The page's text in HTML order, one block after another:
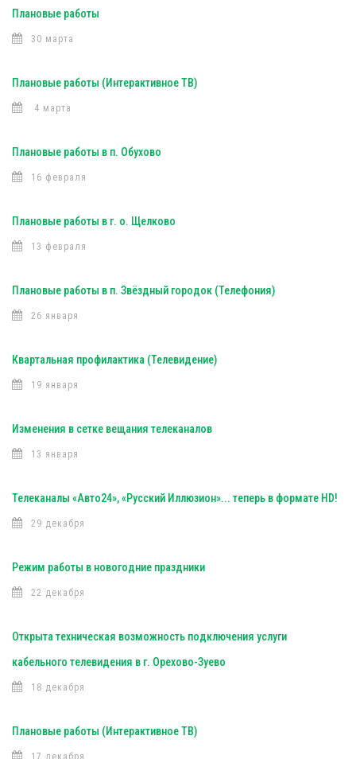
Плановые работы
30 марта
Плановые работы (Интерактивное ТВ)
4 марта
Плановые работы в п. Обухово
16 февраля
Плановые работы в г. о. Щелково
13 февраля
Плановые работы в п. Звёздный городок (Телефония)
26 января
Квартальная профилактика (Телевидение)
19 января
Изменения в сетке вещания телеканалов
13 января
Телеканалы «Авто24», «Русский Иллюзион»... теперь в формате HD!
29 декабря
Режим работы в новогодние праздники
22 декабря
Открыта техническая возможность подключения услуги
кабельного телевидения в г. Орехово-Зуево
18 декабря
Плановые работы (Интерактивное ТВ)
17 декабря